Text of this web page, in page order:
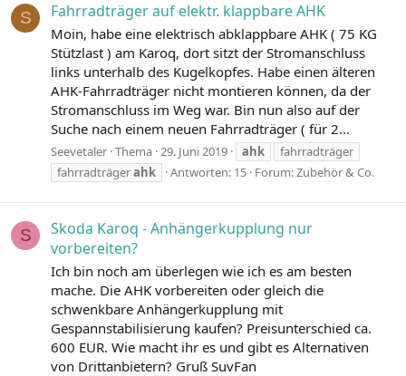
S Fahrradträger auf elektr. klappbare AHK
Moin, habe eine elektrisch abklappbare AHK ( 75 KG
Stützlast ) am Karoq, dort sitzt der Stromanschluss
links unterhalb des Kugelkopfes. Habe einen älteren
AHK-Fahrradträger nicht montieren können, da der
Stromanschluss im Weg war. Bin nun also auf der
Suche nach einem neuen Fahrradträger ( für 2...
Seevetaler Thema 29. Juni 2019 ahk
fahrradträger
fahrradträgerahk Antworten: 15 Forum:Zubehör & Co.
S
Skoda Karoq - Anhängerkupplung nur
vorbereiten?
Ich bin noch am überlegen wie ich es am besten
mache. Die AHK vorbereiten oder gleich die
schwenkbare Anhängerkupplung mit
Gespannstabilisierung kaufen? Preisunterschied ca.
600 EUR. Wie macht ihr es und gibt es Alternativen
von Drittanbietern? Gruß SuvFan